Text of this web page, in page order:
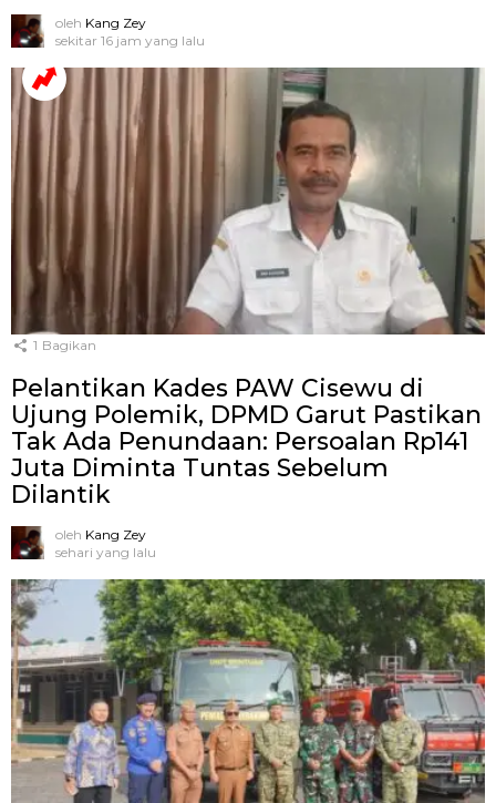
oleh Kang Zey
sekitar 16 jam yang lalu
1 Bagikan
Pelantikan Kades PAW Cisewu di
Ujung Polemik, DPMD Garut Pastikan
Tak Ada Penundaan: Persoalan Rp141
Juta Diminta Tuntas Sebelum
Dilantik
oleh Kang Zey
sehari yang lalu